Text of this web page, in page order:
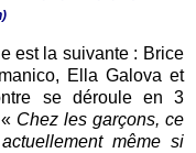
est la suivante : Brice
Ella Galova et
se déroule en 3
Chez les garçons, ce
même si